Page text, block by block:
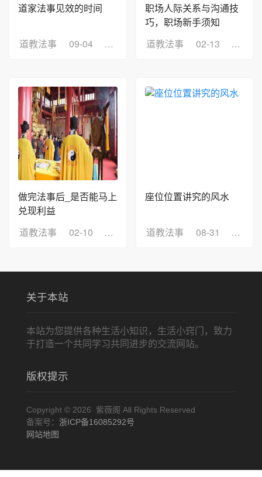
道家法事见效的时间
道教法事 09-04 浏览：65
职场人际关系与沟通技
巧，职场新手须知
道教法事
02-13 浏览
做完法事后_是否能马上
兑现利益
道教法事
02-10 浏览：3
座位位置讲究的风水
道教法事 08-31 浏览
关于本站
本站为您提供各种生活小知识，生活小窍门，致力
于打造一个共同学习共同进步的交流网站。
版权提示
Copyright © 2026 紫薇阁 All Rights Reserved
备案号： 浙ICP备16085292号
网站地图